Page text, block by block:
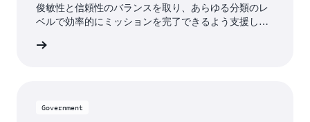
俊敏性と信頼性のバランスを取り、あらゆる分類のレ
ベルで効率的にミッションを完了できるよう支援して
Government